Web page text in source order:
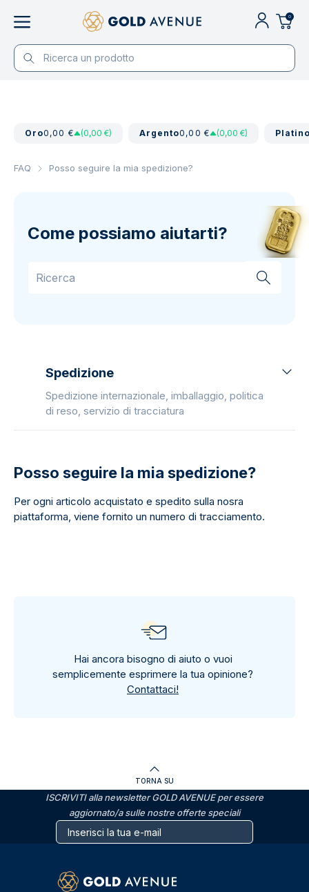
0
Oro0,00 € (0,00 €) Argento0,00 € (0,00 €)
FAQ Posso seguire la mia spedizione?
Come possiamo aiutarti?
Spedizione
Spedizione internazionale, imballaggio, politica
di reso, servizio di tracciatura
Posso seguire la mia spedizione?
Per ogni articolo acquistato e spedito sulla nosra
piattaforma, viene fornito un numero di tracciamento.
Hai ancora bisogno di aiuto o vuoi
semplicemente esprimere la tua opinione?
Contattaci!
TORNA SU
ISCRIVITI alla newsletter GOLD AVENUE per essere
aggiornato/a sulle nostre offerte speciali